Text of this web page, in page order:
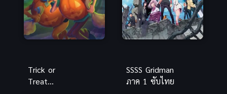
Trick or
Treat
SSSS Gridman
ภาค 1 ซับไทย